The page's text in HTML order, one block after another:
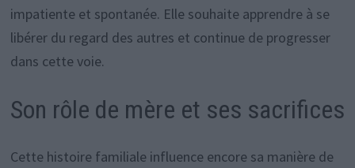
impatiente et spontanée. Elle souhaite apprendre à se
libérer du regard des autres et continue de progresser
dans cette voie.
Son rôle de mère et ses sacrifices
Cette histoire familiale influence encore sa manière de